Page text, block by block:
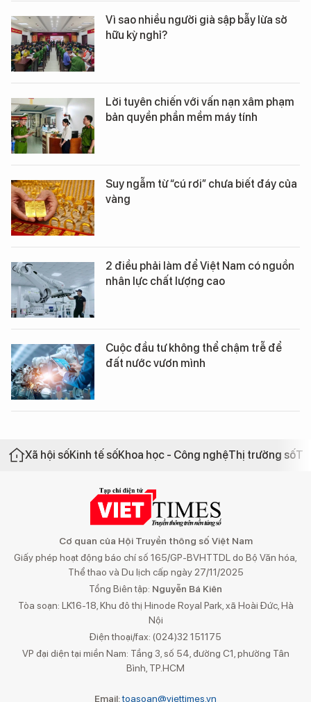
Vì sao nhiều người già sập bẫy lừa sở
hữu kỳ nghỉ?
Lời tuyên chiến với vấn nạn xâm phạm
bản quyền phần mềm máy tính
Suy ngẫm từ “cú rơi” chưa biết đáy của
vàng
2 điều phải làm để Việt Nam có nguồn
nhân lực chất lượng cao
Cuộc đầu tư không thể chậm trễ để
đất nước vươn mình
Xã hội sốKinh tế sốKhoa học - Công nghệThị trường số
Cơ quan của Hội Truyền thông số Việt Nam
Giấy phép hoạt động báo chí số 165/GP-BVHTTDL do Bộ Văn hóa,
Thể thao và Du lịch cấp ngày 27/11/2025
Tổng Biên tập: Nguyễn Bá Kiên
Tòa soạn: LK16-18, Khu đô thị Hinode Royal Park, xã Hoài Đức, Hà
Nội
Điện thoại/fax: (024)32 151175
VP đại diện tại miền Nam: Tầng 3, số 54, đường C1, phường Tân
Bình, TP.HCM
Email:toasoan@viettimes.vn